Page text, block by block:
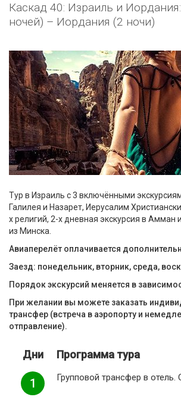
Каскад 40: Израиль и
ночей) – Иордания (2 ночи)
Тур в Израиль с 3 включёнными
Галилея и Назарет, Иерусалим
х религий, 2-х дневная экскурсия в Амман
из Минска.
Авиаперелёт оплачивается
Заезд: понедельник, вторник, среда,
Порядок экскурсий меняется в
При желании вы можете заказать
трансфер (встреча в аэропорту и
отправление).
Дни Программа тура
1 Групповой трансфер в